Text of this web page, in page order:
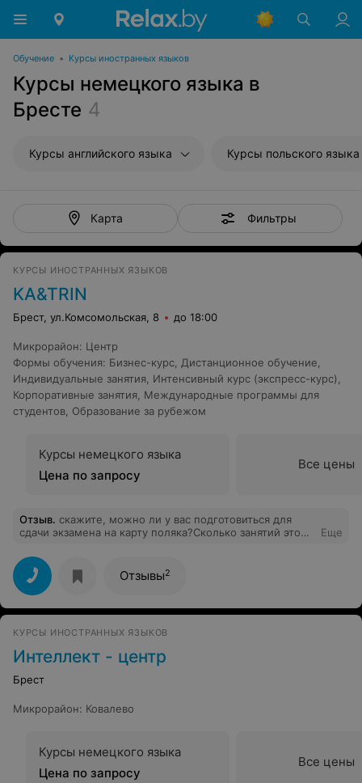
Обучение • Курсы иностранных языков
Курсы немецкого языка в
Бресте 4
Курсы английского языка Курсы польского языка
Карта Фильтры
КУРСЫ ИНОСТРАННЫХ ЯЗЫКОВ
KA&TRIN
Брест, ул.Комсомольская, 8 до 18:00
Микрорайон: Центр
Формы обучения: Бизнес-курс Дистанционное обучение
Индивидуальные занятия Интенсивный курс (экспресс-курс)
Корпоративные занятия Международные программы для
студентов Образование за рубежом
Курсы немецкого языка
Цена по запросу
Все цены
Отзыв. скажите, можно ли у вас подготовиться для
сдачи экзамена на карту поляка?Сколько занятий это
Еще
Отзывы2
КУРСЫ ИНОСТРАННЫХ ЯЗЫКОВ
Интеллект - центр
Брест
Микрорайон: Ковалево
Курсы немецкого языка
Цена по запросу
Все цены